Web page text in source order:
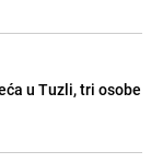
u Tuzli, tri osobe